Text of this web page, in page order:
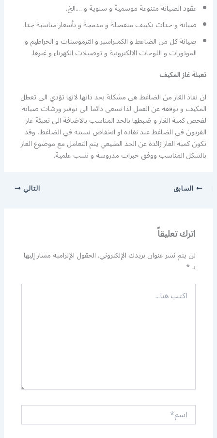
عقود الصيانة متنوعة موسمية و سنوية و…..الخ.
صيانة و حدات تكييف منفصلة و مدمجة و بأسعار مناسبة جدا.
صيانة كل من الضاغط و الكمبراسير و الترموستات و الخراطيم و
الموتورات و اللوحات الالكترونية و توصيلات الكهرباء و غيرها.
تعبئة غاز المكيف
ان نفاذ الغاز من الضاغط هي مشكلة بحد ذاتها لانها تؤدي الى تعطل
المكيف و توقفه عن العمل لذا نسعى دائما الى توفير ورشات صيانة
لفحص كمية الغاز و ضبطها بالحد المناسب بالاضافة الى تعبئة غاز
الفريون في الضاغط عند نفاذه او انخفاض نسبته في الضاغط، وقد
تكون كمية الغاز زائدة عن الحد الطبيعي يتم التعامل مع موضوع الغاز
بالشكل المناسب ووفق خبرات مدروسة و نسب علمية.
السابق التالي
اترك تعليقاً
لن يتم نشر عنوان بريدك الإلكتروني.الحقول الإلزامية مشار إليها
بـ*
اكتب
هنا...
اسم*